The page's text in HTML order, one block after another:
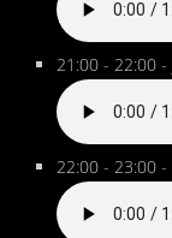
21:00 - 22:00 -
22:00 - 23:00 -